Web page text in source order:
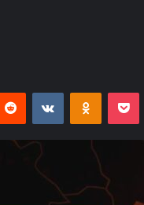
Reddit VKontakte